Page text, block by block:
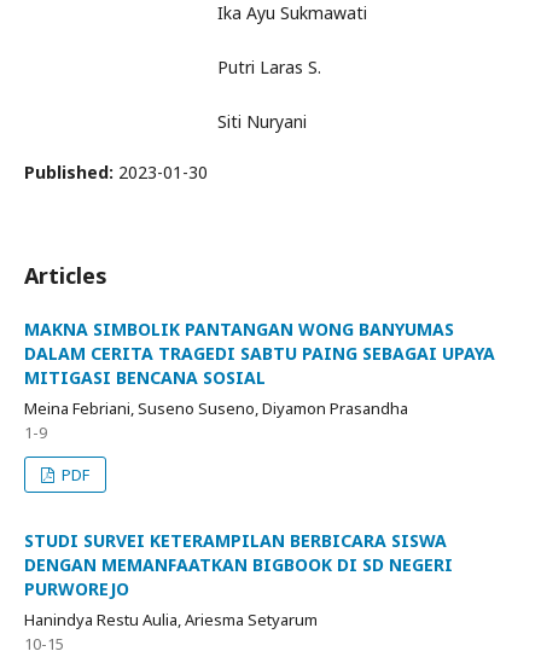
Ika Ayu Sukmawati
Putri Laras S.
Siti Nuryani
Published: 2023-01-30
Articles
MAKNA SIMBOLIK PANTANGAN WONG BANYUMAS
DALAM CERITA TRAGEDI SABTU PAING SEBAGAI UPAYA
MITIGASI BENCANA SOSIAL
Meina Febriani, Suseno Suseno, Diyamon Prasandha
1-9
PDF
STUDI SURVEI KETERAMPILAN BERBICARA SISWA
DENGAN MEMANFAATKAN BIGBOOK DI SD NEGERI
PURWOREJO
Hanindya Restu Aulia, Ariesma Setyarum
10-15